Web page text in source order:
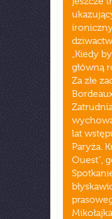
„Kiedy
główną
Za złe
lat
Paryża.
Ouest",